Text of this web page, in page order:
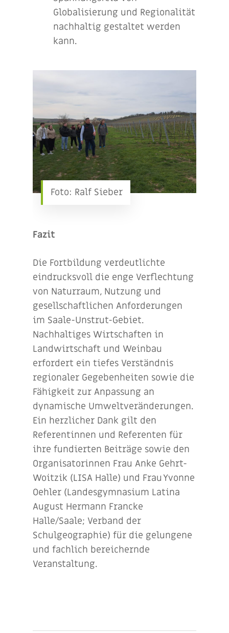
Globalisierung und Regionalität
nachhaltig gestaltet werden
kann.
Foto: Ralf Sieber
Fazit
Die Fortbildung verdeutlichte
eindrucksvoll die enge Verflechtung
von Naturraum, Nutzung und
gesellschaftlichen Anforderungen
im Saale-Unstrut-Gebiet.
Nachhaltiges Wirtschaften in
Landwirtschaft und Weinbau
erfordert ein tiefes Verständnis
regionaler Gegebenheiten sowie die
Fähigkeit zur Anpassung an
dynamische Umweltveränderungen.
Ein herzlicher Dank gilt den
Referentinnen und Referenten für
ihre fundierten Beiträge sowie den
Organisatorinnen Frau Anke Gehrt-
Woitzik (LISA Halle) und Frau Yvonne
Oehler (Landesgymnasium Latina
August Hermann Francke
Halle/Saale; Verband der
Schulgeographie) für die gelungene
und fachlich bereichernde
Veranstaltung.